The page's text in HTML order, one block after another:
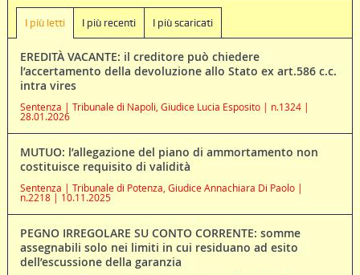
I più letti I più recenti I più scaricati
EREDITÀ VACANTE: il creditore può chiedere
l’accertamento della devoluzione allo Stato ex art.586 c.c.
intra vires
Sentenza | Tribunale di Napoli, Giudice Lucia Esposito | n.1324 |
28.01.2026
MUTUO: l’allegazione del piano di ammortamento non
costituisce requisito di validità
Sentenza | Tribunale di Potenza, Giudice Annachiara Di Paolo |
n.2218 | 10.11.2025
PEGNO IRREGOLARE SU CONTO CORRENTE: somme
assegnabili solo nei limiti in cui residuano ad esito
dell’escussione della garanzia